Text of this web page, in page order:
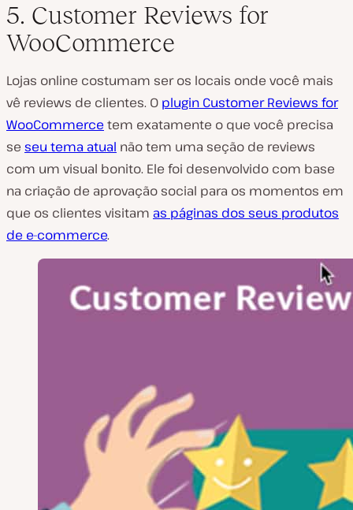
5. Customer Reviews for
WooCommerce
Lojas online costumam ser os locais onde você mais
vê reviews de clientes. O plugin Customer Reviews for
WooCommerce tem exatamente o que você precisa
se seu tema atual não tem uma seção de reviews
com um visual bonito. Ele foi desenvolvido com base
na criação de aprovação social para os momentos em
que os clientes visitam as páginas dos seus produtos
de e-commerce.